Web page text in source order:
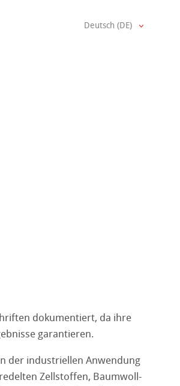
Deutsch (DE)
dokumentiert, da ihre
garantieren.
der industriellen Anwendung
Zellstoffen, Baumwoll-